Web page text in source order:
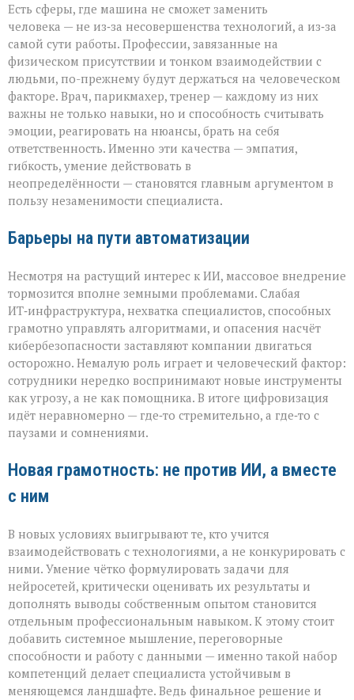
Есть сферы, где машина не сможет заменить
человека — не из‑за несовершенства технологий, а из‑за
самой сути работы. Профессии, завязанные на
физическом присутствии и тонком взаимодействии с
людьми, по-прежнему будут держаться на человеческом
факторе. Врач, парикмахер, тренер — каждому из них
важны не только навыки, но и способность считывать
эмоции, реагировать на нюансы, брать на себя
ответственность. Именно эти качества — эмпатия,
гибкость, умение действовать в
неопределённости — становятся главным аргументом в
пользу незаменимости специалиста.
Барьеры на пути автоматизации
Несмотря на растущий интерес к ИИ, массовое внедрение
тормозится вполне земными проблемами. Слабая
ИТ‑инфраструктура, нехватка специалистов, способных
грамотно управлять алгоритмами, и опасения насчёт
кибербезопасности заставляют компании двигаться
осторожно. Немалую роль играет и человеческий фактор:
сотрудники нередко воспринимают новые инструменты
как угрозу, а не как помощника. В итоге цифровизация
идёт неравномерно — где‑то стремительно, а где‑то с
паузами и сомнениями.
Новая грамотность: не против ИИ, а вместе
с ним
В новых условиях выигрывают те, кто учится
взаимодействовать с технологиями, а не конкурировать с
ними. Умение чётко формулировать задачи для
нейросетей, критически оценивать их результаты и
дополнять выводы собственным опытом становится
отдельным профессиональным навыком. К этому стоит
добавить системное мышление, переговорные
способности и работу с данными — именно такой набор
компетенций делает специалиста устойчивым в
меняющемся ландшафте. Ведь финальное решение и